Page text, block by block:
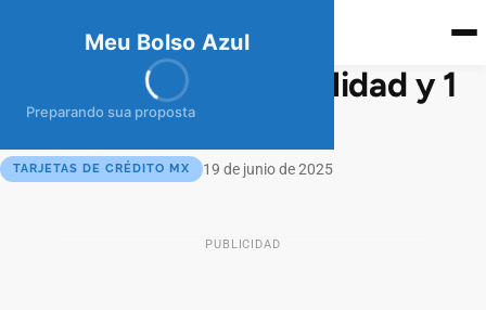
Meu Bolso Azul
Preparando sua proposta
meubolso Azul
Tarjeta Ualá: sin anualidad y 1
% de cashback real
TARJETAS DE CRÉDITO MX 19 de junio de 2025
PUBLICIDAD